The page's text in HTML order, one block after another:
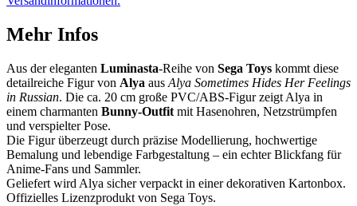
Mehr Infos
Aus der eleganten Luminasta-Reihe von Sega Toys kommt diese
detailreiche Figur von Alya aus Alya Sometimes Hides Her Feelings
in Russian. Die ca. 20 cm große PVC/ABS-Figur zeigt Alya in
einem charmanten Bunny-Outfit mit Hasenohren, Netzstrümpfen
und verspielter Pose.
Die Figur überzeugt durch präzise Modellierung, hochwertige
Bemalung und lebendige Farbgestaltung – ein echter Blickfang für
Anime-Fans und Sammler.
Geliefert wird Alya sicher verpackt in einer dekorativen Kartonbox.
Offizielles Lizenzprodukt von Sega Toys.